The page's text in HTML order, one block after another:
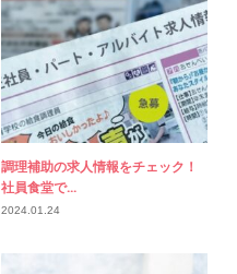
調理補助の求人情報をチェック！
社員食堂で...
2024.01.24